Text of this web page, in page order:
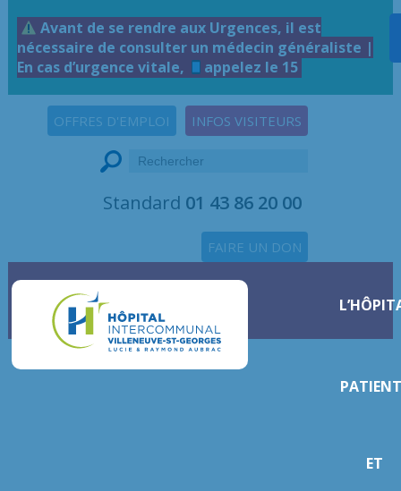
Avant de se rendre aux Urgences, il est
nécessaire de consulter un médecin généraliste |
En cas d’urgence vitale,
appelez le 15
INFOS VISITEURS
OFFRES D'EMPLOI
Standard 01 43 86 20 00
FAIRE UN DON
ET